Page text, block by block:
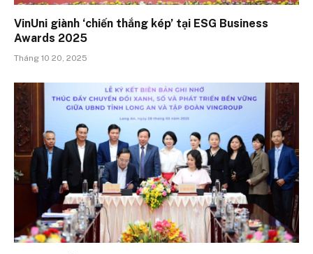
VinUni giành ‘chiến thắng kép’ tại ESG Business
Awards 2025
Tháng 10 20, 2025